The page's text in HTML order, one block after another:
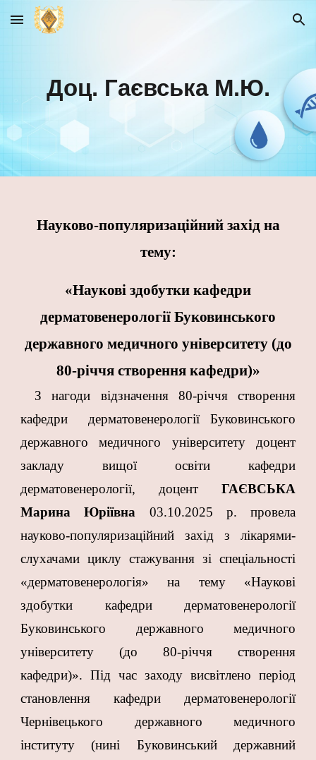
Skip to main content Skip to navigation
Доц. Гаєвська М.Ю.
Науково-популяризаційний захід на
тему:
«Наукові здобутки кафедри
дерматовенерології Буковинського
державного медичного університету (до
80-річчя створення кафедри)»
З нагоди відзначення 80-річчя створення
кафедри дерматовенерології Буковинського
державного медичного університету доцент
закладу вищої освіти кафедри
дерматовенерології, доцент ГАЄВСЬКА
Марина Юріївна 03.10.2025 р. провела
науково-популяризаційний захід з лікарями-
слухачами циклу стажування зі спеціальності
«дерматовенерологія» на тему «Наукові
здобутки кафедри дерматовенерології
Буковинського державного медичного
університету (до 80-річчя створення
кафедри)». Під час заходу висвітлено період
становлення кафедри дерматовенерології
Чернівецького державного медичного
інституту (нині Буковинський державний